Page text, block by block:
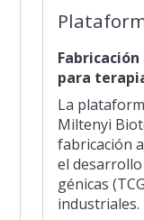
para
La
Miltenyi
fabricación
el
génicas
industriales.